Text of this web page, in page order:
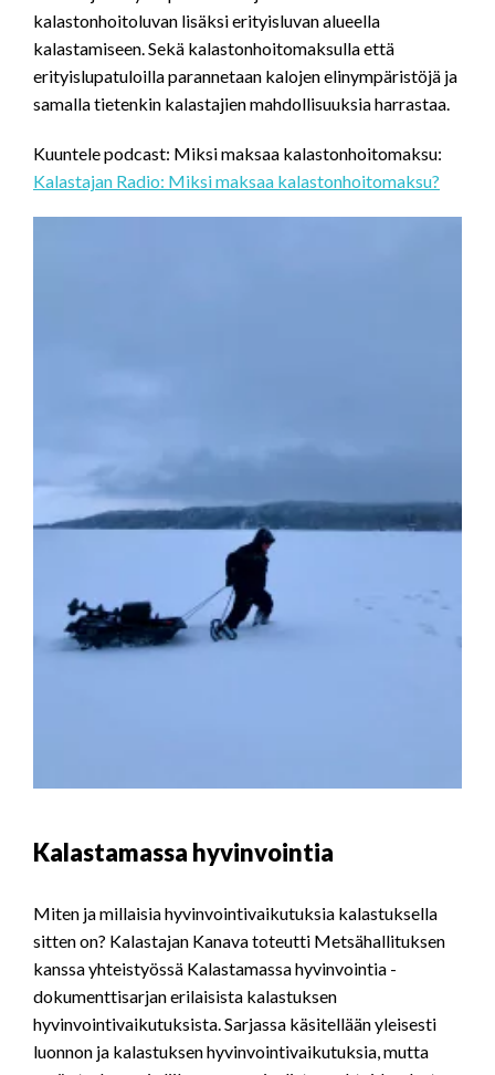
kalastonhoitoluvan lisäksi erityisluvan alueella
kalastamiseen. Sekä kalastonhoitomaksulla että
erityislupatuloilla parannetaan kalojen elinympäristöjä ja
samalla tietenkin kalastajien mahdollisuuksia harrastaa.
Kuuntele podcast: Miksi maksaa kalastonhoitomaksu:
Kalastajan Radio: Miksi maksaa kalastonhoitomaksu?
Kalastamassa hyvinvointia
Miten ja millaisia hyvinvointivaikutuksia kalastuksella
sitten on? Kalastajan Kanava toteutti Metsähallituksen
kanssa yhteistyössä Kalastamassa hyvinvointia -
dokumenttisarjan erilaisista kalastuksen
hyvinvointivaikutuksista. Sarjassa käsitellään yleisesti
luonnon ja kalastuksen hyvinvointivaikutuksia, mutta